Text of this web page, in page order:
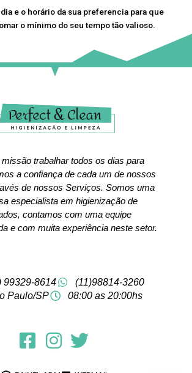
e o horário da sua preferencia para que
o mínimo do seu tempo tão valioso.
trabalhar todos os dias para
a confiança de cada um de nossos
de nossos Serviços. Somos uma
especialista em higienização de
contamos com uma equipe
e com muita experiência neste setor.
99329-8614
(11)98814-3260
Paulo/SP
08:00 as 20:00hs